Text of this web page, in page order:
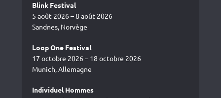
Blink Festival
5 août 2026 – 8 août 2026
Sandnes, Norvège
Loop One Festival
17 octobre 2026 – 18 octobre 2026
Munich, Allemagne
Individuel Hommes